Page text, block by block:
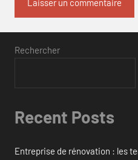
Rechercher
Recent Posts
Entreprise de rénovation : les